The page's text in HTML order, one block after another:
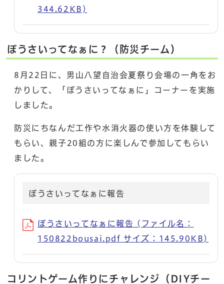
344.62KB)
ぼうさいってなぁに？（防災チーム）
8月22日に、男山八望自治会夏祭り会場の一角をお
かりして、「ぼうさいってなぁに」コーナーを実施
しました。
防災にちなんだ工作や水消火器の使い方を体験して
もらい、親子20組の方に楽しんで参加してもらい
ました。
ぼうさいってなぁに報告
ぼうさいってなぁに報告 (ファイル名：
150822bousai.pdf サイズ：145.90KB)
コリントゲーム作りにチャレンジ（DIYチー